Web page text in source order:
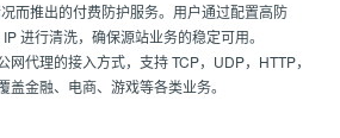
而推出的付费防护服务。用户通过配置高防
进行清洗，确保源站业务的稳定可用。
代理的接入方式，支持 TCP，UDP，HTTP，
盖金融、电商、游戏等各类业务。